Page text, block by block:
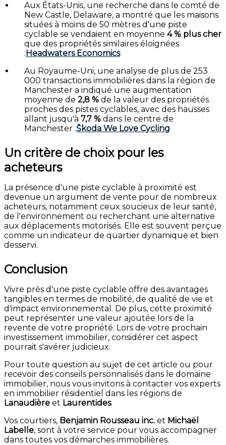
Aux États-Unis, une recherche dans le comté de
New Castle, Delaware, a montré que les maisons
situées à moins de 50 mètres d'une piste
cyclable se vendaient en moyenne 4 % plus cher
que des propriétés similaires éloignées
.Headwaters Economics
Au Royaume-Uni, une analyse de plus de 253
000 transactions immobilières dans la région de
Manchester a indiqué une augmentation
moyenne de 2,8 % de la valeur des propriétés
proches des pistes cyclables, avec des hausses
allant jusqu'à 7,7 % dans le centre de
Manchester .Škoda We Love Cycling
Un critère de choix pour les
acheteurs
La présence d'une piste cyclable à proximité est
devenue un argument de vente pour de nombreux
acheteurs, notamment ceux soucieux de leur santé,
de l'environnement ou recherchant une alternative
aux déplacements motorisés. Elle est souvent perçue
comme un indicateur de quartier dynamique et bien
desservi.
Conclusion
Vivre près d'une piste cyclable offre des avantages
tangibles en termes de mobilité, de qualité de vie et
d'impact environnemental. De plus, cette proximité
peut représenter une valeur ajoutée lors de la
revente de votre propriété. Lors de votre prochain
investissement immobilier, considérer cet aspect
pourrait s'avérer judicieux.
Pour toute question au sujet de cet article ou pour
recevoir des conseils personnalisés dans le domaine
immobilier, nous vous invitons à contacter vos experts
en immobilier résidentiel dans les régions de
Lanaudière et Laurentides.
Vos courtiers, Benjamin Rousseau inc. et Michaël
Labelle, sont à votre service pour vous accompagner
dans toutes vos démarches immobilières.